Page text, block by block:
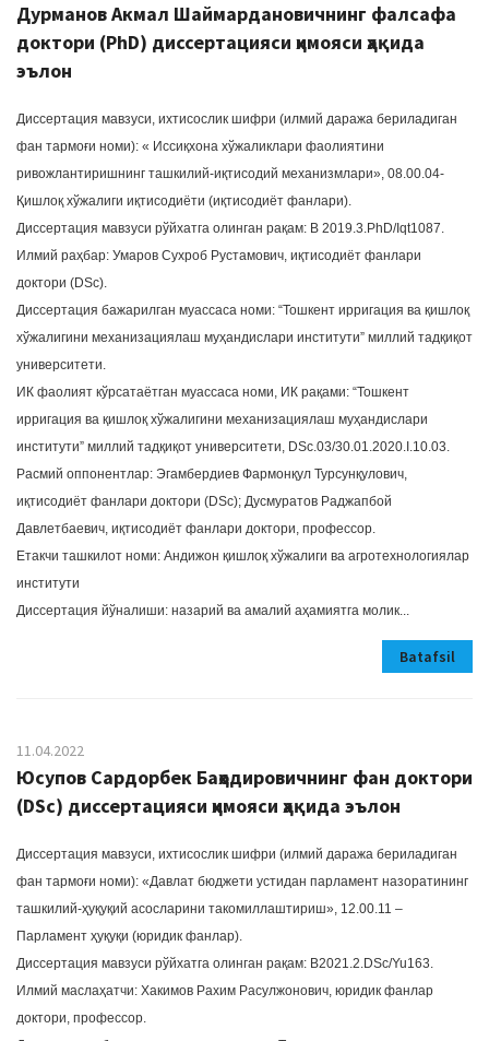
Дурманов Акмал Шаймардановичнинг фалсафа
доктори (PhD) диссертацияси ҳимояси ҳақида
эълон
Диссертация мавзуси, ихтисослик шифри (илмий даража бериладиган
фан тармоғи номи): « Иссиқхона хўжаликлари фаолиятини
ривожлантиришнинг ташкилий-иқтисодий механизмлари», 08.00.04-
Қишлоқ хўжалиги иқтисодиёти (иқтисодиёт фанлари).
Диссертация мавзуси рўйхатга олинган рақам: В 2019.3.PhD/Iqt1087.
Илмий раҳбар: Умаров Сухроб Рустамович, иқтисодиёт фанлари
доктори (DSc).
Диссертация бажарилган муассаса номи: “Тошкент ирригация ва қишлоқ
хўжалигини механизациялаш муҳандислари институти” миллий тадқиқот
университети.
ИК фаолият кўрсатаётган муассаса номи, ИК рақами: “Тошкент
ирригация ва қишлоқ хўжалигини механизациялаш муҳандислари
институти” миллий тадқиқот университети, DSc.03/30.01.2020.I.10.03.
Расмий оппонентлар: Эгамбердиев Фармонқул Турсунқулович,
иқтисодиёт фанлари доктори (DSc); Дусмуратов Раджапбой
Давлетбаевич, иқтисодиёт фанлари доктори, профессор.
Етакчи ташкилот номи: Андижон қишлоқ хўжалиги ва агротехнологиялар
институти
Диссертация йўналиши: назарий ва амалий аҳамиятга молик...
Batafsil
11.04.2022
Юсупов Сардорбек Баҳодировичнинг фан доктори
(DSc) диссертацияси ҳимояси ҳақида эълон
Диссертация мавзуси, ихтисослик шифри (илмий даража бериладиган
фан тармоғи номи): «Давлат бюджети устидан парламент назоратининг
ташкилий-ҳуқуқий асосларини такомиллаштириш», 12.00.11 –
Парламент ҳуқуқи (юридик фанлар).
Диссертация мавзуси рўйхатга олинган рақам: B2021.2.DSc/Yu163.
Илмий маслаҳатчи: Хакимов Рахим Расулжонович, юридик фанлар
доктори, профессор.